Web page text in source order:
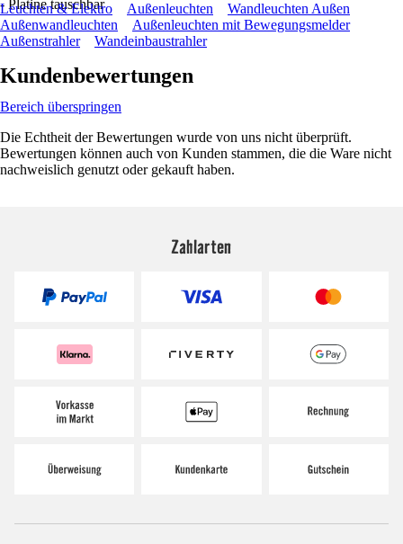
- Platine tauschbar
Leuchten & Elektro Außenleuchten
Wandleuchten Außen
Außenwandleuchten
Außenleuchten mit Bewegungsmelder
Außenstrahler
Wandeinbaustrahler
Kundenbewertungen
Bereich überspringen
Die Echtheit der Bewertungen wurde von uns nicht überprüft.
Bewertungen können auch von Kunden stammen, die die Ware nicht
nachweislich genutzt oder gekauft haben.
Zahlarten